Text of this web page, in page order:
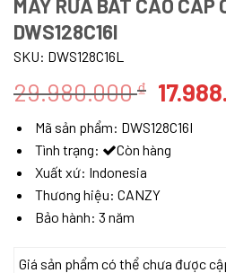
MÁY RỬA BÁT CAO CẤP
DWS128C16I
SKU: DWS128C16L
29.980.000₫ Giá
là:
Mã sản phẩm: DWS128C16I
Tình trạng:
Còn hàng
Xuất xứ: Indonesia
Thương hiệu: CANZY
Bảo hành: 3 năm
Giá sản phẩm có thể chưa được